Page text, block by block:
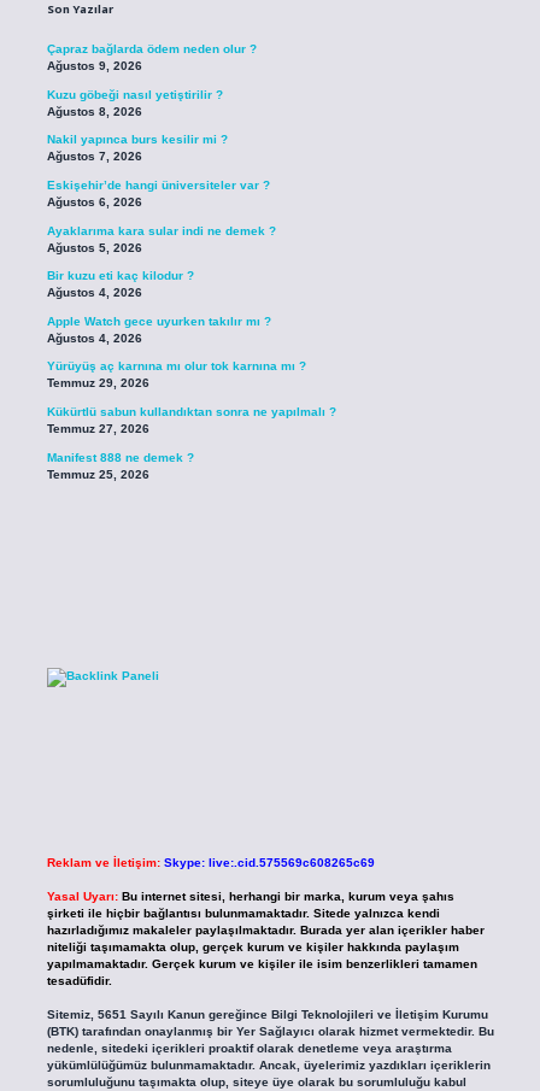
Son Yazılar
Çapraz bağlarda ödem neden olur ?
Ağustos 9, 2026
Kuzu göbeği nasıl yetiştirilir ?
Ağustos 8, 2026
Nakil yapınca burs kesilir mi ?
Ağustos 7, 2026
Eskişehir’de hangi üniversiteler var ?
Ağustos 6, 2026
Ayaklarıma kara sular indi ne demek ?
Ağustos 5, 2026
Bir kuzu eti kaç kilodur ?
Ağustos 4, 2026
Apple Watch gece uyurken takılır mı ?
Ağustos 4, 2026
Yürüyüş aç karnına mı olur tok karnına mı ?
Temmuz 29, 2026
Kükürtlü sabun kullandıktan sonra ne yapılmalı ?
Temmuz 27, 2026
Manifest 888 ne demek ?
Temmuz 25, 2026
Reklam ve İletişim: Skype: live:.cid.575569c608265c69
Yasal Uyarı: Bu internet sitesi, herhangi bir marka, kurum veya şahıs
şirketi ile hiçbir bağlantısı bulunmamaktadır. Sitede yalnızca kendi
hazırladığımız makaleler paylaşılmaktadır. Burada yer alan içerikler haber
niteliği taşımamakta olup, gerçek kurum ve kişiler hakkında paylaşım
yapılmamaktadır. Gerçek kurum ve kişiler ile isim benzerlikleri tamamen
tesadüfidir.
Sitemiz, 5651 Sayılı Kanun gereğince Bilgi Teknolojileri ve İletişim Kurumu
(BTK) tarafından onaylanmış bir Yer Sağlayıcı olarak hizmet vermektedir. Bu
nedenle, sitedeki içerikleri proaktif olarak denetleme veya araştırma
yükümlülüğümüz bulunmamaktadır. Ancak, üyelerimiz yazdıkları içeriklerin
sorumluluğunu taşımakta olup, siteye üye olarak bu sorumluluğu kabul